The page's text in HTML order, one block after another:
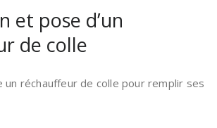
et pose d’un
de colle
un réchauffeur de colle pour remplir ses